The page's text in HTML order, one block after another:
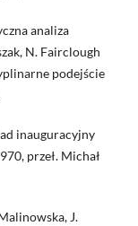
analiza
N. Fairclough
podejście
inauguracyjny
przeł. Michał
J.